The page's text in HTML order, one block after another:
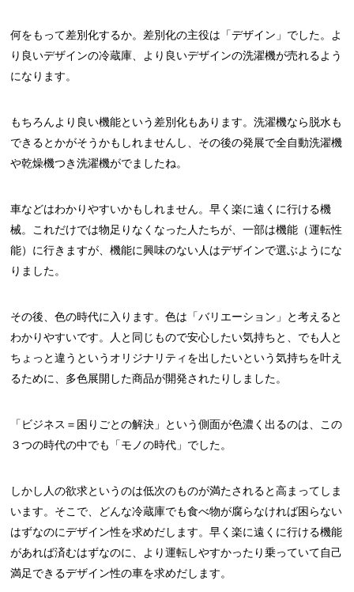
何をもって差別化するか。差別化の主役は「デザイン」でした。よ
り良いデザインの冷蔵庫、より良いデザインの洗濯機が売れるよう
になります。
もちろんより良い機能という差別化もあります。洗濯機なら脱水も
できるとかがそうかもしれませんし、その後の発展で全自動洗濯機
や乾燥機つき洗濯機がでましたね。
車などはわかりやすいかもしれません。早く楽に遠くに行ける機
械。これだけでは物足りなくなった人たちが、一部は機能（運転性
能）に行きますが、機能に興味のない人はデザインで選ぶようにな
りました。
その後、色の時代に入ります。色は「バリエーション」と考えると
わかりやすいです。人と同じもので安心したい気持ちと、でも人と
ちょっと違うというオリジナリティを出したいという気持ちを叶え
るために、多色展開した商品が開発されたりしました。
「ビジネス＝困りごとの解決」という側面が色濃く出るのは、この
３つの時代の中でも「モノの時代」でした。
しかし人の欲求というのは低次のものが満たされると高まってしま
います。そこで、どんな冷蔵庫でも食べ物が腐らなければ困らない
はずなのにデザイン性を求めだします。早く楽に遠くに行ける機能
があれば済むはずなのに、より運転しやすかったり乗っていて自己
満足できるデザイン性の車を求めだします。